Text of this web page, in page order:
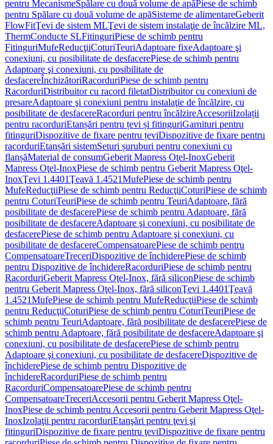
pentru MecanismeSpălare cu două volume de apăPiese de schimb
pentru Spălare cu două volume de apăSisteme de alimentareGeberit
FlowFitŢevi de sistem MLŢevi de sistem instalaţie de încălzire ML,
ThermConducte SLFitinguriPiese de schimb pentru
FitinguriMufeReducţiiCoturiTeuriAdaptoare fixeAdaptoare şi
conexiuni, cu posibilitate de desfacerePiese de schimb pentru
Adaptoare şi conexiuni, cu posibilitate de
desfacereÎnchizătoriRacorduriPiese de schimb pentru
RacorduriDistribuitor cu racord filetatDistribuitor cu conexiuni de
presareAdaptoare şi conexiuni pentru instalaţie de încălzire, cu
posibilitate de desfacereRacorduri pentru încălzireAccesoriiIzolații
pentru racorduriEtanșări pentru țevi și fitinguriGarnituri pentru
fitinguriDispozitive de fixare pentru țeviDispozitive de fixare pentru
racorduriEtanșări sistemSeturi șuruburi pentru conexiuni cu
flanșăMaterial de consumGeberit Mapress Oţel-InoxGeberit
Mapress Oţel-InoxPiese de schimb pentru Geberit Mapress Oţel-
InoxŢevi 1.4401Ţeavă 1.4521MufePiese de schimb pentru
MufeReducţiiPiese de schimb pentru ReducţiiCoturiPiese de schimb
pentru CoturiTeuriPiese de schimb pentru TeuriAdaptoare, fără
posibilitate de desfacerePiese de schimb pentru Adaptoare, fără
posibilitate de desfacereAdaptoare şi conexiuni, cu posibilitate de
desfacerePiese de schimb pentru Adaptoare şi conexiuni, cu
posibilitate de desfacereCompensatoarePiese de schimb pentru
CompensatoareTreceriDispozitive de închiderePiese de schimb
pentru Dispozitive de închidereRacorduriPiese de schimb pentru
RacorduriGeberit Mapress Oţel-Inox, fără siliconPiese de schimb
pentru Geberit Mapress Oţel-Inox, fără siliconŢevi 1.4401Ţeavă
1.4521MufePiese de schimb pentru MufeReducţiiPiese de schimb
pentru ReducţiiCoturiPiese de schimb pentru CoturiTeuriPiese de
schimb pentru TeuriAdaptoare, fără posibilitate de desfacerePiese de
schimb pentru Adaptoare, fără posibilitate de desfacereAdaptoare şi
conexiuni, cu posibilitate de desfacerePiese de schimb pentru
Adaptoare şi conexiuni, cu posibilitate de desfacereDispozitive de
închiderePiese de schimb pentru Dispozitive de
închidereRacorduriPiese de schimb pentru
RacorduriCompensatoarePiese de schimb pentru
CompensatoareTreceriAccesorii pentru Geberit Mapress Oţel-
InoxPiese de schimb pentru Accesorii pentru Geberit Mapress Oţel-
InoxIzolaţii pentru racorduriEtanşări pentru ţevi şi
fitinguriDispozitive de fixare pentru ţeviDispozitive de fixare pentru